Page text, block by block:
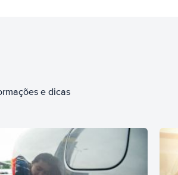
e dicas